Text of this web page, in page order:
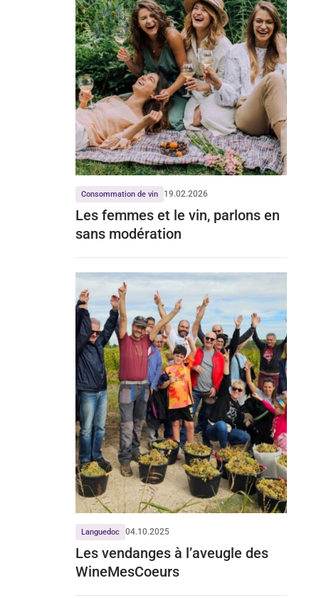
Consommation de vin 19.02.2026
Les femmes et le vin, parlons en
sans modération
Languedoc 04.10.2025
Les vendanges à l’aveugle des
WineMesCoeurs